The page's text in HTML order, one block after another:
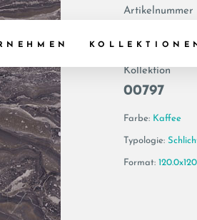
Artikelnummer
Kollektion
00797
Farbe: Kaffee
Typologie:
Format: